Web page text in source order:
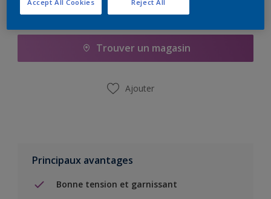
Ajouter à la liste d’achats
Trouver un magasin
Ajouter
Principaux avantages
Bonne tension et garnissant
Reject All
Accept All Cookies